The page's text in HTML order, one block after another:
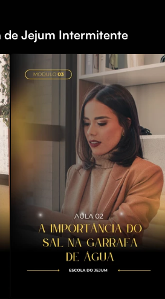
de Jejum Intermitente